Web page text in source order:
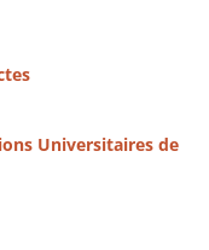
Universitaires de